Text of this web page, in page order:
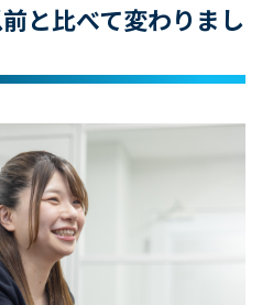
と比べて変わりまし